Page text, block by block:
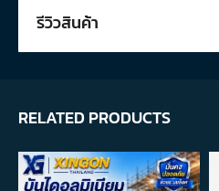
รีวิวสินค้า
RELATED PRODUCTS